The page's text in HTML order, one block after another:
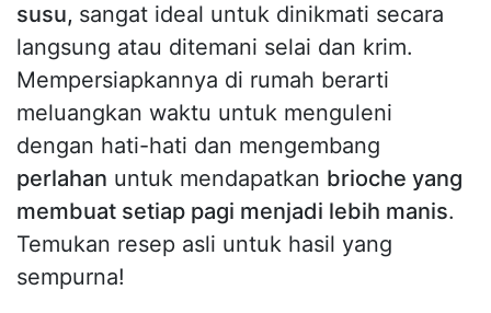
susu, sangat ideal untuk dinikmati secara
langsung atau ditemani selai dan krim.
Mempersiapkannya di rumah berarti
meluangkan waktu untuk menguleni
dengan hati-hati dan mengembang
perlahan untuk mendapatkan brioche yang
membuat setiap pagi menjadi lebih manis.
Temukan resep asli untuk hasil yang
sempurna!